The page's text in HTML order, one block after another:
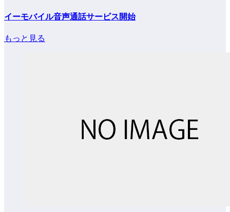
イーモバイル音声通話サービス開始
もっと見る